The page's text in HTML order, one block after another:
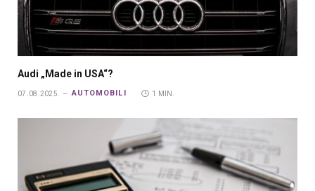
Audi „Made in USA“?
07.08.2025. AUTOMOBILI 1 MIN.